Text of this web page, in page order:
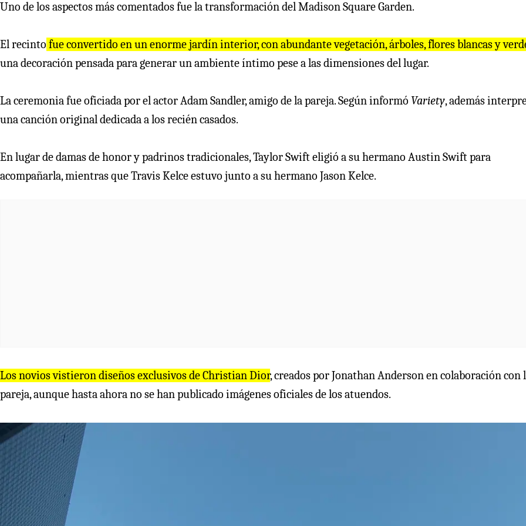
Uno de los aspectos más comentados fue la transformación del Madison Square Garden.
El recinto fue convertido en un enorme jardín interior, con abundante vegetación, árboles, flores blancas y
una decoración pensada para generar un ambiente íntimo pese a las dimensiones del lugar.
La ceremonia fue oficiada por el actor Adam Sandler, amigo de la pareja. Según informó Variety, además
una canción original dedicada a los recién casados.
En lugar de damas de honor y padrinos tradicionales, Taylor Swift eligió a su hermano Austin Swift para
acompañarla, mientras que Travis Kelce estuvo junto a su hermano Jason Kelce.
Los novios vistieron diseños exclusivos de Christian Dior, creados por Jonathan Anderson en colaboración con
pareja, aunque hasta ahora no se han publicado imágenes oficiales de los atuendos.